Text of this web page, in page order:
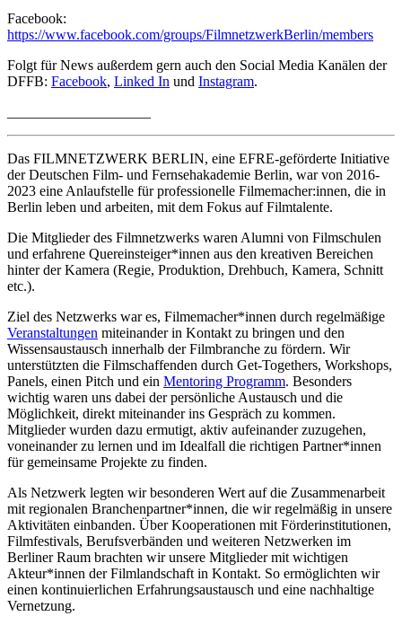
Facebook:
https://www.facebook.com/groups/FilmnetzwerkBerlin/members
Folgt für News außerdem gern auch den Social Media Kanälen der
DFFB: Facebook, Linked In und Instagram.
Das FILMNETZWERK BERLIN, eine EFRE-geförderte Initiative
der Deutschen Film- und Fernsehakademie Berlin, war von 2016-
2023 eine Anlaufstelle für professionelle Filmemacher:innen, die in
Berlin leben und arbeiten, mit dem Fokus auf Filmtalente.
Die Mitglieder des Filmnetzwerks waren Alumni von Filmschulen
und erfahrene Quereinsteiger*innen aus den kreativen Bereichen
hinter der Kamera (Regie, Produktion, Drehbuch, Kamera, Schnitt
etc.).
Ziel des Netzwerks war es, Filmemacher*innen durch regelmäßige
Veranstaltungen miteinander in Kontakt zu bringen und den
Wissensaustausch innerhalb der Filmbranche zu fördern. Wir
unterstützten die Filmschaffenden durch Get-Togethers, Workshops,
Panels, einen Pitch und ein Mentoring Programm. Besonders
wichtig waren uns dabei der persönliche Austausch und die
Möglichkeit, direkt miteinander ins Gespräch zu kommen.
Mitglieder wurden dazu ermutigt, aktiv aufeinander zuzugehen,
voneinander zu lernen und im Idealfall die richtigen Partner*innen
für gemeinsame Projekte zu finden.
Als Netzwerk legten wir besonderen Wert auf die Zusammenarbeit
mit regionalen Branchenpartner*innen, die wir regelmäßig in unsere
Aktivitäten einbanden. Über Kooperationen mit Förderinstitutionen,
Filmfestivals, Berufsverbänden und weiteren Netzwerken im
Berliner Raum brachten wir unsere Mitglieder mit wichtigen
Akteur*innen der Filmlandschaft in Kontakt. So ermöglichten wir
einen kontinuierlichen Erfahrungsaustausch und eine nachhaltige
Vernetzung.